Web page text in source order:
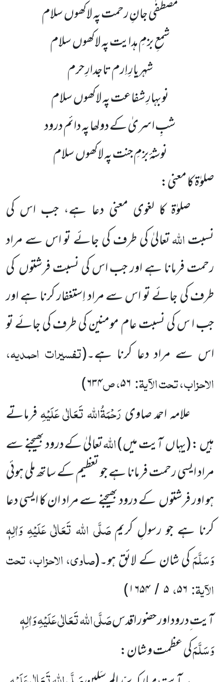
مصطفٰی جانِ رحمت پہ لاکھوں سلام
شمعِ بزمِ ہدایت پہ لاکھوں سلام
شہریارِ اِرم تاجدارِ حرم
نوبہارِ شفاعت پہ لاکھوں سلام
شبِ اسریٰ کے دولھا پہ دائم درود
نوشۂ بزمِ جنت پہ لاکھوں سلام
صلوٰۃ کا معنی:
صلوٰۃ کا لغوی معنی دعا ہے، جب اس کی
نسبتاللہتعالیٰ کی طرف کی جائے تو اس سے مراد
رحمت فرمانا ہے اور جب اس کی نسبت فرشتوں کی
طرف کی جائے تو اس سے مراد اِستغفار کرنا ہے اور
جب ا س کی نسبت عام مومنین کی طرف کی جائے تو
اس سے مراد دعا کرنا ہے۔(تفسیرات احمدیہ،
الاحزاب، تحت الآیۃ: ۵۶، ص۶۳۴)
علامہ احمد صاویرَحْمَۃُاللہ تَعَالٰی عَلَیْہِفرماتے
ہیں : (یہاں آیت میں )اللہتعالیٰ کے درود بھیجنے سے
مراد ایسی رحمت فرمانا ہے جو تعظیم کے ساتھ ملی ہوئی
ہو اور فرشتوں کے درود بھیجنے سے مراد ان کا ایسی دعا
کرنا ہے جو رسولِ کریمصَلَّی اللہ تَعَالٰیعَلَیْہِ وَاٰلِہٖ
وَسَلَّمَکی شان کے لائق ہو۔(صاوی، الاحزاب، تحت
الآیۃ: ۵۶،۵ /۱۶۵۴)
آیت ِدرود اور حضور اقدسصَلَّی اللہ تَعَالٰی عَلَیْہِ وَاٰلِہٖ
وَسَلَّمَکی عظمت و شان: